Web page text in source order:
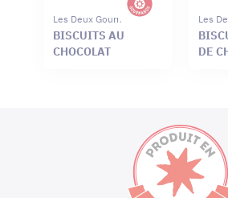
Les Deux Gourmands
BISCUITS AU
CHOCOLAT
Les
DE